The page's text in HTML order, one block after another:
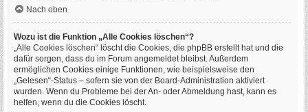
Nach oben
Wozu ist die Funktion „Alle Cookies löschen“?
„Alle Cookies löschen“ löscht die Cookies, die phpBB erstellt hat und die
dafür sorgen, dass du im Forum angemeldet bleibst. Außerdem
ermöglichen Cookies einige Funktionen, wie beispielsweise den
„Gelesen“-Status – sofern sie von der Board-Administration aktiviert
wurden. Wenn du Probleme bei der An- oder Abmeldung hast, kann es
helfen, wenn du die Cookies löscht.